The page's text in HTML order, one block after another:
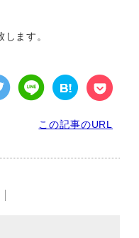
ます。
この記事のURL